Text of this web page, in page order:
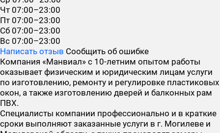
Чт 07:00–23:00
Пт 07:00–23:00
Сб 07:00–23:00
Вс 07:00–23:00
Написать отзыв Сообщить об ошибке
Компания «Манвиал» с 10-летним опытом работы
оказывает физическим и юридическим лицам услуги
по изготовлению, ремонту и регулировке пластиковых
окон, а также изготовлению дверей и балконных рам
ПВХ.
Специалисты компании профессионально и в краткие
сроки выполняют заказанные услуги в г. Могилеве и